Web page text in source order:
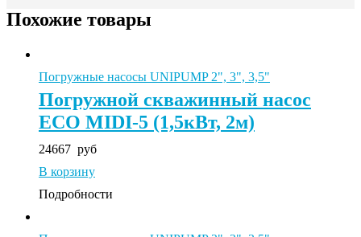
Похожие товары
Погружные насосы UNIPUMP 2", 3", 3,5"
Погружной скважинный насос
ECO MIDI-5 (1,5кВт, 2м)
24667 руб
В корзину
Подробности